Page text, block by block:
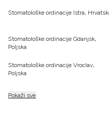
Stomatološke ordinacije Istra,
Stomatološke ordinacije Gdanjsk,
Poljska
Stomatološke ordinacije Vroclav,
Poljska
Pokaži sve